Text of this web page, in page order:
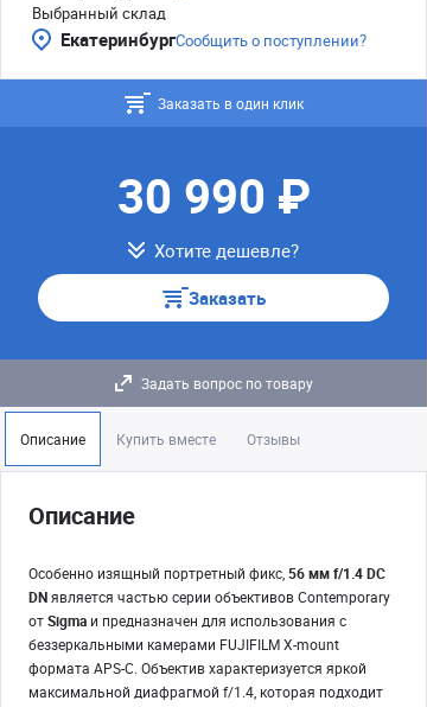
Выбранный склад
ЕкатеринбургСообщить о поступлении?
Заказать в один клик
30 990 ₽
Хотите дешевле?
Заказать
Задать вопрос по товару
Описание Купить вместе Отзывы
Описание
Особенно изящный портретный фикс, 56 мм f/1.4 DC
DNявляется частью серии объективов Contemporary
отSigma и предназначен для использования с
беззеркальными камерами FUJIFILM X-mount
формата APS-C. Объектив характеризуется яркой
максимальной диафрагмой f/1.4, которая подходит